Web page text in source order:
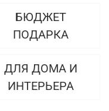
БЮДЖЕТ
ПОДАРКА
ДЛЯ ДОМА И
ИНТЕРЬЕРА